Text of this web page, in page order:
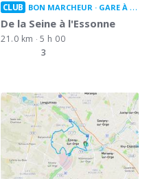
CLUB BON MARCHEUR GARE À GARE
De la Seine à l'Essonne
21.0 km
5 h 00
3